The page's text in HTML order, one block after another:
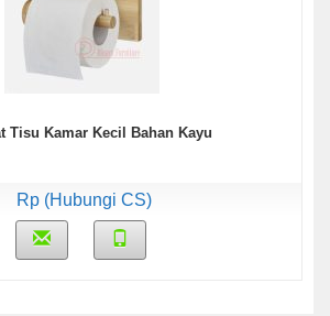
Tisu Kamar Kecil Bahan Kayu
Rp (Hubungi CS)